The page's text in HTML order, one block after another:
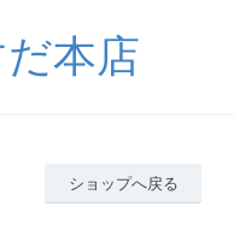
本店
ショップへ戻る